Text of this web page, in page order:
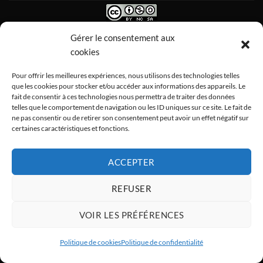
Gérer le consentement aux
cookies
Pour offrir les meilleures expériences, nous utilisons des technologies telles
que les cookies pour stocker et/ou accéder aux informations des appareils. Le
fait de consentir à ces technologies nous permettra de traiter des données
telles que le comportement de navigation ou les ID uniques sur ce site. Le fait de
ne pas consentir ou de retirer son consentement peut avoir un effet négatif sur
certaines caractéristiques et fonctions.
ACCEPTER
REFUSER
VOIR LES PRÉFÉRENCES
Politique de cookiesPolitique de confidentialité
Creative Commons Attribution - Pas d’Utilisation Commerciale -
Partage dans les Mêmes Conditions 4.0 International